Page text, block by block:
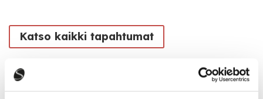
Katso kaikki tapahtumat